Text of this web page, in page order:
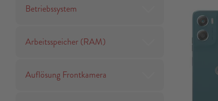
Betriebssystem
Arbeitsspeicher (RAM)
Auflösung Frontkamera